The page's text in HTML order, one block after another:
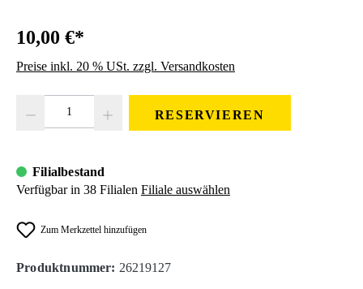
10,00 €*
Preise inkl. 20 % USt. zzgl. Versandkosten
RESERVIEREN
Filialbestand
Verfügbar in 38 Filialen Filiale auswählen
Zum Merkzettel hinzufügen
Produktnummer: 26219127